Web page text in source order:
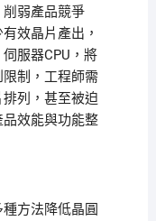
弱產品競爭
效晶片產出，
服器CPU，將
制，工程師需
列，甚至被迫
效能與功能整
方法降低晶圓